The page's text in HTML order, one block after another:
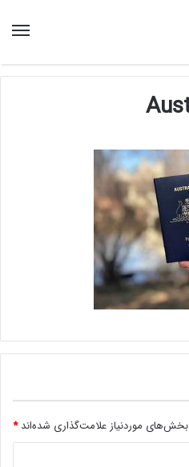
منو
بخش‌های موردنیاز علامت‌گذاری شده‌اند*